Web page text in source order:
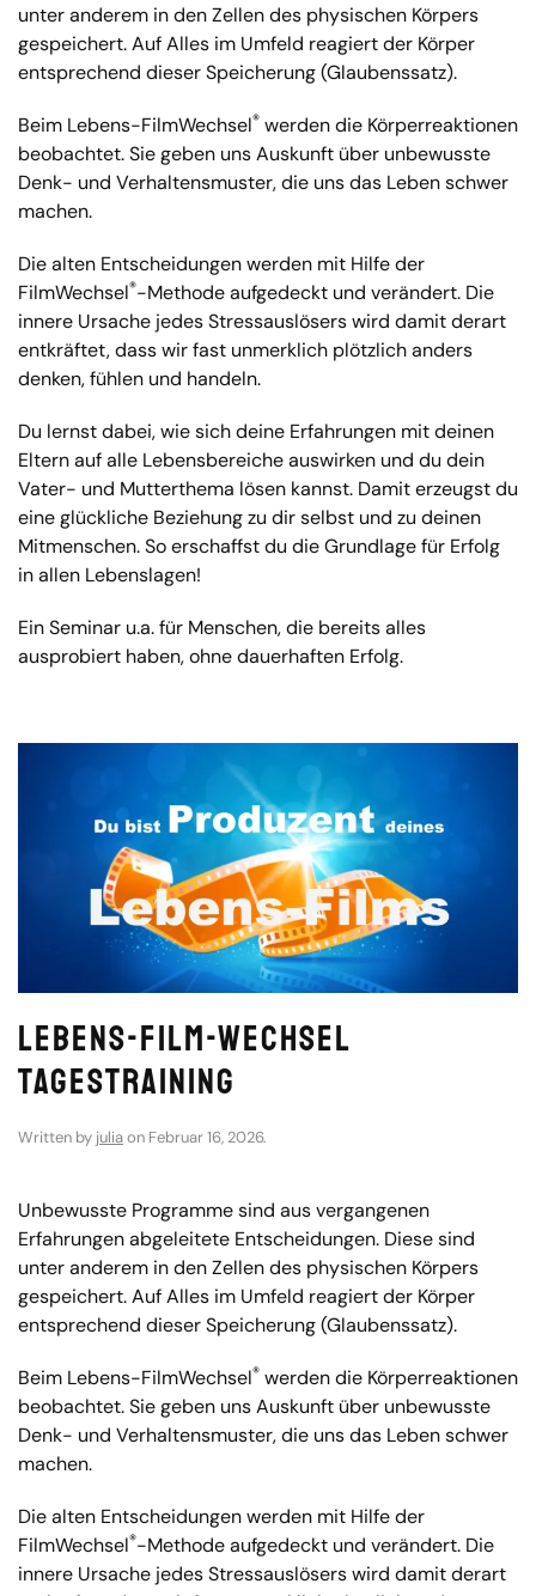
unter anderem in den Zellen des physischen Körpers
gespeichert. Auf Alles im Umfeld reagiert der Körper
entsprechend dieser Speicherung (Glaubenssatz).
Beim Lebens-FilmWechsel® werden die Körperreaktionen
beobachtet. Sie geben uns Auskunft über unbewusste
Denk- und Verhaltensmuster, die uns das Leben schwer
machen.
Die alten Entscheidungen werden mit Hilfe der
FilmWechsel®-Methode aufgedeckt und verändert. Die
innere Ursache jedes Stressauslösers wird damit derart
entkräftet, dass wir fast unmerklich plötzlich anders
denken, fühlen und handeln.
Du lernst dabei, wie sich deine Erfahrungen mit deinen
Eltern auf alle Lebensbereiche auswirken und du dein
Vater- und Mutterthema lösen kannst. Damit erzeugst du
eine glückliche Beziehung zu dir selbst und zu deinen
Mitmenschen. So erschaffst du die Grundlage für Erfolg
in allen Lebenslagen!
Ein Seminar u.a. für Menschen, die bereits alles
ausprobiert haben, ohne dauerhaften Erfolg.
Lebens-Film-Wechsel
Tagestraining
Written by juliaon Februar 16, 2026.
Unbewusste Programme sind aus vergangenen
Erfahrungen abgeleitete Entscheidungen. Diese sind
unter anderem in den Zellen des physischen Körpers
gespeichert. Auf Alles im Umfeld reagiert der Körper
entsprechend dieser Speicherung (Glaubenssatz).
Beim Lebens-FilmWechsel® werden die Körperreaktionen
beobachtet. Sie geben uns Auskunft über unbewusste
Denk- und Verhaltensmuster, die uns das Leben schwer
machen.
Die alten Entscheidungen werden mit Hilfe der
FilmWechsel®-Methode aufgedeckt und verändert. Die
innere Ursache jedes Stressauslösers wird damit derart